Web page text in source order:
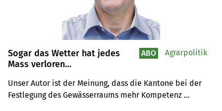
Sogar das Wetter hat jedes
Mass verloren…
Unser Autor ist der Meinung, dass die Kantone bei der
Festlegung des Gewässerraums mehr Kompetenz
ABO Agrarpolitik